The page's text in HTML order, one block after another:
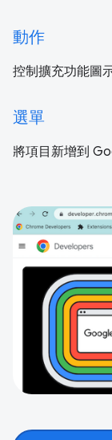
動作
控制擴充功能圖
選單
將項目新增到